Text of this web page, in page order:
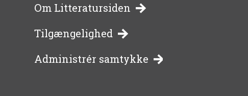
-
bibliotekernes
Om Litteratursiden
Tilgængelighed
Administrér samtykke